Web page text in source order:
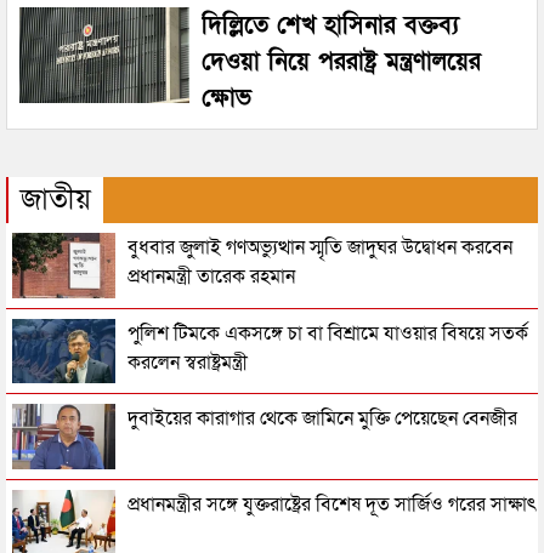
দিল্লিতে শেখ হাসিনার বক্তব্য
দেওয়া নিয়ে পররাষ্ট্র মন্ত্রণালয়ের
ক্ষোভ
জাতীয়
বুধবার জুলাই গণঅভ্যুত্থান স্মৃতি জাদুঘর উদ্বোধন করবেন
প্রধানমন্ত্রী তারেক রহমান
পুলিশ টিমকে একসঙ্গে চা বা বিশ্রামে যাওয়ার বিষয়ে সতর্ক
করলেন স্বরাষ্ট্রমন্ত্রী
দুবাইয়ের কারাগার থেকে জামিনে মুক্তি পেয়েছেন বেনজীর
প্রধানমন্ত্রীর সঙ্গে যুক্তরাষ্ট্রের বিশেষ দূত সার্জিও গরের সাক্ষাৎ